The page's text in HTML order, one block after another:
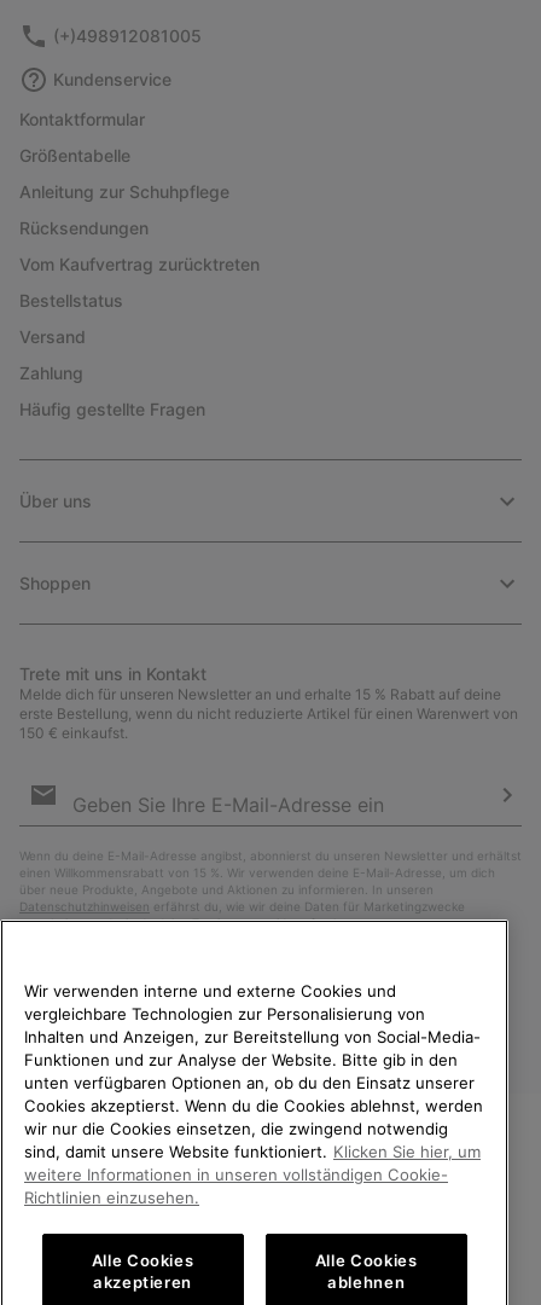
(+)498912081005
Kundenservice
Kontaktformular
Größentabelle
Anleitung zur Schuhpflege
Rücksendungen
Vom Kaufvertrag zurücktreten
Bestellstatus
Versand
Zahlung
Häufig gestellte Fragen
Über uns
Shoppen
Trete mit uns in Kontakt
Melde dich für unseren Newsletter an und erhalte 15 % Rabatt auf deine
erste Bestellung, wenn du nicht reduzierte Artikel für einen Warenwert von
150 € einkaufst.
Anmeldung
Wenn du deine E-Mail-Adresse angibst, abonnierst du unseren Newsletter und erhältst
einen Willkommensrabatt von 15 %. Wir verwenden deine E-Mail-Adresse, um dich
über neue Produkte, Angebote und Aktionen zu informieren. In unseren
Datenschutzhinweisen erfährst du, wie wir deine Daten für Marketingzwecke
verarbeiten und wie du deine Zustimmung widerrufen kannst.
Deutschland
©2026SOREL. Alle Rechte vorbehalten.
Datenschutz Nutzungsbedingungen
Allgemeine Verkaufsbedingungen Garantiebestimmungen
WILLKOMMEN BEI SOREL.
BITTE WÄHLEN SIE IHR
LIEFERLAND.
Online-Einkauf verfügbar
Wir verwenden interne und externe Cookies und
vergleichbare Technologien zur Personalisierung von
Inhalten und Anzeigen, zur Bereitstellung von Social-Media-
Funktionen und zur Analyse der Website. Bitte gib in den
unten verfügbaren Optionen an, ob du den Einsatz unserer
Cookies akzeptierst. Wenn du die Cookies ablehnst, werden
wir nur die Cookies einsetzen, die zwingend notwendig
sind, damit unsere Website funktioniert. Klicken Sie hier, um
weitere Informationen in unseren vollständigen Cookie-
Richtlinien einzusehen.
Alle Cookies
akzeptieren
Alle Cookies
ablehnen